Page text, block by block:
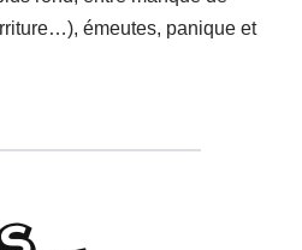
émeutes, panique et